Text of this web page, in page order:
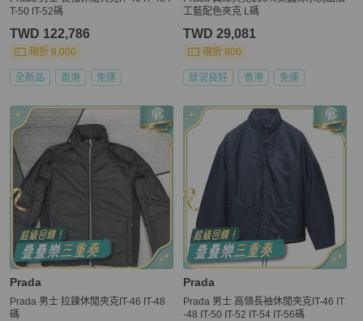
T-50 IT-52碼
TWD 122,786
現折 8,000
全新品 香港 免運
工藍配色夾克 L碼
TWD 29,081
現折 800
狀況良好 香港 免運
Prada
Prada 男士 拉鍊休閒夾克IT-46 IT-48
碼
Prada
Prada 男士 高領長袖休閒夾克IT-46 IT
-48 IT-50 IT-52 IT-54 IT-56碼